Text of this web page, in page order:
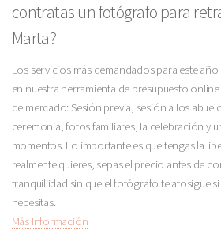
contratas un fotógrafo para
Marta?
Los servicios más demandados para este
en nuestra herramienta de presupuesto
de mercado: Sesión previa, sesión a los
ceremonia, fotos familiares, la celebración y
momentos. Lo importante es que tengas la
realmente quieres, sepas el precio antes de
tranquiliidad sin que el fotógrafo te atosigue
necesitas.
Más Información